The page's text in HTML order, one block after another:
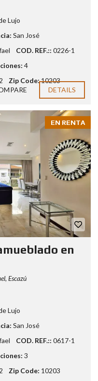
Lujo
San José
COD. REF.:: 0226-1
4
2 Zip Code:10203
DETAILS
EN RENTA
en
Escazú
Lujo
San José
COD. REF.:: 0617-1
3
2 Zip Code: 10203